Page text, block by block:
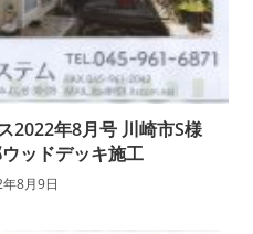
2022年8月号 川崎市S様
ッドデッキ施工
8月9日